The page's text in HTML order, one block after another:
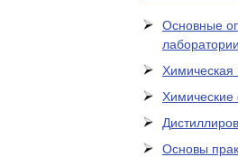
Основные
лаборатории
Химическая
Основы